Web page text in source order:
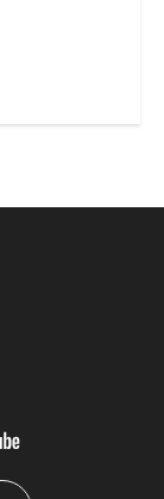
youtube-